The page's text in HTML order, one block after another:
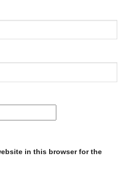
in this browser for the